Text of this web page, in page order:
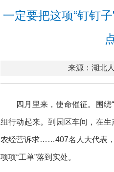
一定要把这项“钉钉
来源：湖北
四月里来，使命催征。围
组行动起来。到园区车间，在
农经营诉求……407名人大代表，
项项“工单”落到实处。